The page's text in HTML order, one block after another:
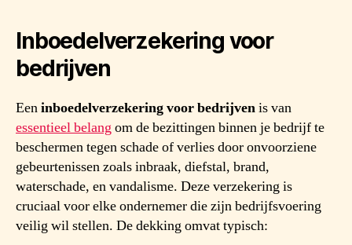
Inboedelverzekering voor
bedrijven
Eeninboedelverzekering voor bedrijvenis van
essentieel belangom de bezittingen binnen je bedrijf te
beschermen tegen schade of verlies door onvoorziene
gebeurtenissen zoals inbraak, diefstal, brand,
waterschade, en vandalisme. Deze verzekering is
cruciaal voor elke ondernemer die zijn bedrijfsvoering
veilig wil stellen. De dekking omvat typisch: